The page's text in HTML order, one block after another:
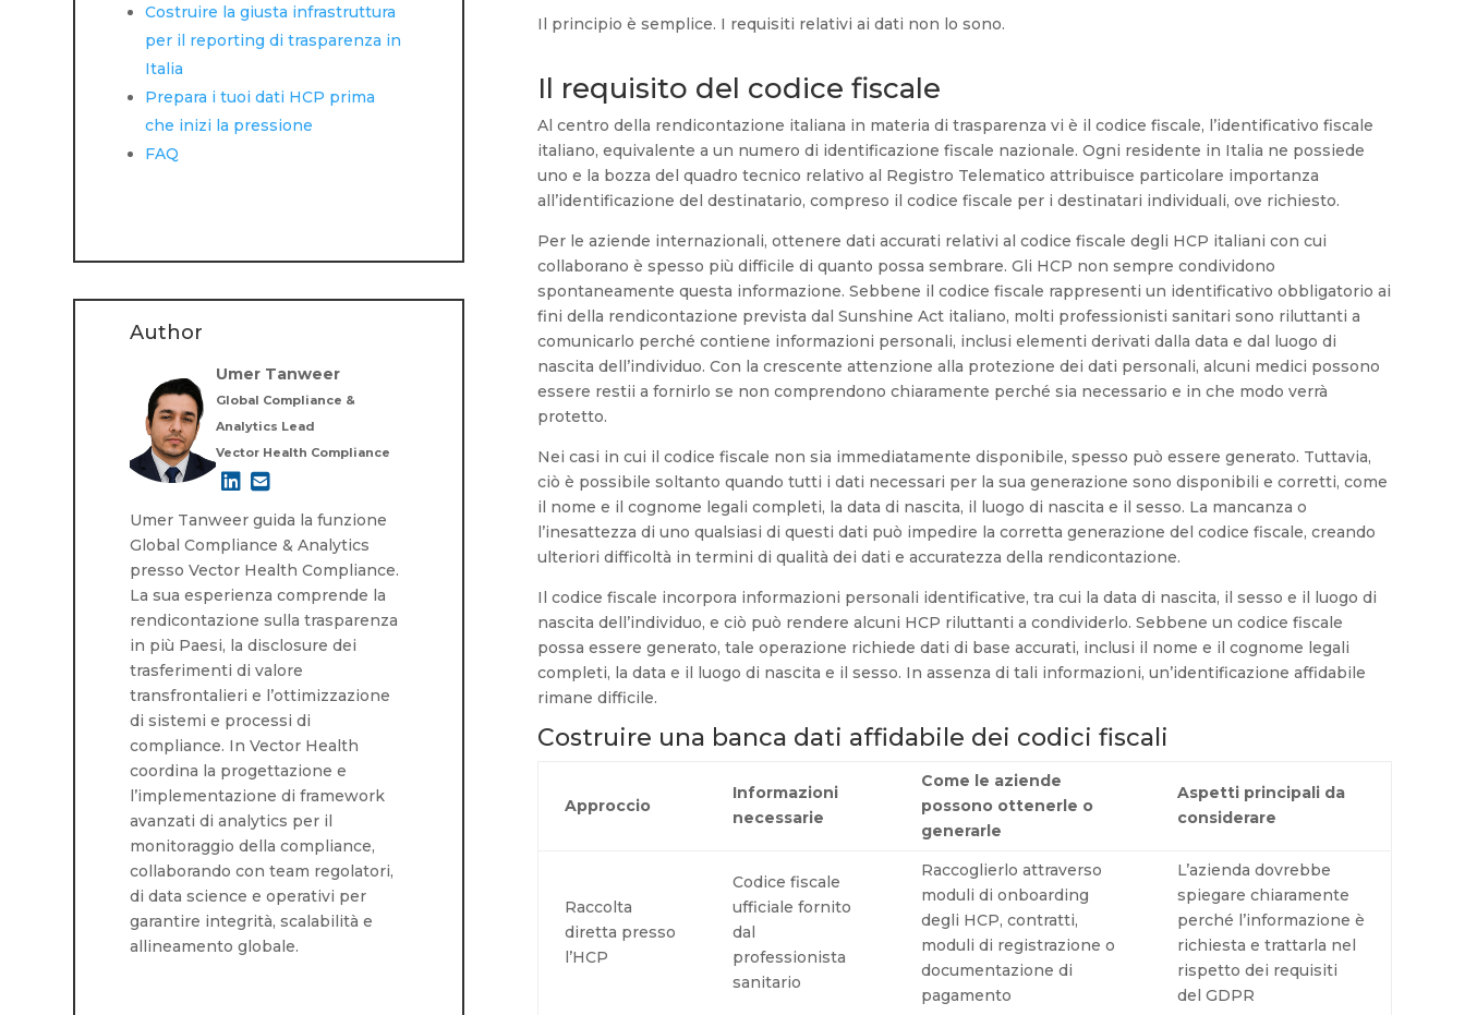
Costruire la giusta infrastruttura
per il reporting di trasparenza in
Italia
Prepara i tuoi dati HCP prima
che inizi la pressione
FAQ
Author
Umer Tanweer
Global Compliance &
Analytics Lead
Vector Health Compliance
Umer Tanweer guida la funzione
Global Compliance & Analytics
presso Vector Health Compliance.
La sua esperienza comprende la
rendicontazione sulla trasparenza
in più Paesi, la disclosure dei
trasferimenti di valore
transfrontalieri e l’ottimizzazione
di sistemi e processi di
compliance. In Vector Health
coordina la progettazione e
l’implementazione di framework
avanzati di analytics per il
monitoraggio della compliance,
collaborando con team regolatori,
di data science e operativi per
garantire integrità, scalabilità e
allineamento globale.
Il principio è semplice. I requisiti relativi ai dati non lo sono.
Il requisito del codice fiscale
Al centro della rendicontazione italiana in materia di trasparenza vi è il codice fiscale, l’identificativo fiscale
italiano, equivalente a un numero di identificazione fiscale nazionale. Ogni residente in Italia ne possiede
uno e la bozza del quadro tecnico relativo al Registro Telematico attribuisce particolare importanza
all’identificazione del destinatario, compreso il codice fiscale per i destinatari individuali, ove richiesto.
Per le aziende internazionali, ottenere dati accurati relativi al codice fiscale degli HCP italiani con cui
collaborano è spesso più difficile di quanto possa sembrare. Gli HCP non sempre condividono
spontaneamente questa informazione. Sebbene il codice fiscale rappresenti un identificativo obbligatorio ai
fini della rendicontazione prevista dal Sunshine Act italiano, molti professionisti sanitari sono riluttanti a
comunicarlo perché contiene informazioni personali, inclusi elementi derivati dalla data e dal luogo di
nascita dell’individuo. Con la crescente attenzione alla protezione dei dati personali, alcuni medici possono
essere restii a fornirlo se non comprendono chiaramente perché sia necessario e in che modo verrà
protetto.
Nei casi in cui il codice fiscale non sia immediatamente disponibile, spesso può essere generato. Tuttavia,
ciò è possibile soltanto quando tutti i dati necessari per la sua generazione sono disponibili e corretti, come
il nome e il cognome legali completi, la data di nascita, il luogo di nascita e il sesso. La mancanza o
l’inesattezza di uno qualsiasi di questi dati può impedire la corretta generazione del codice fiscale, creando
ulteriori difficoltà in termini di qualità dei dati e accuratezza della rendicontazione.
Il codice fiscale incorpora informazioni personali identificative, tra cui la data di nascita, il sesso e il luogo di
nascita dell’individuo, e ciò può rendere alcuni HCP riluttanti a condividerlo. Sebbene un codice fiscale
possa essere generato, tale operazione richiede dati di base accurati, inclusi il nome e il cognome legali
completi, la data e il luogo di nascita e il sesso. In assenza di tali informazioni, un’identificazione affidabile
rimane difficile.
Costruire una banca dati affidabile dei codici fiscali
Approccio
Informazioni
necessarie
Come le aziende
possono ottenerle o
generarle
Aspetti principali da
considerare
Raccolta
diretta presso
l’HCP
Codice fiscale
ufficiale fornito
dal
professionista
sanitario
Raccoglierlo attraverso
moduli di onboarding
degli HCP, contratti,
moduli di registrazione o
documentazione di
pagamento
L’azienda dovrebbe
spiegare chiaramente
perché l’informazione è
richiesta e trattarla nel
rispetto dei requisiti
del GDPR